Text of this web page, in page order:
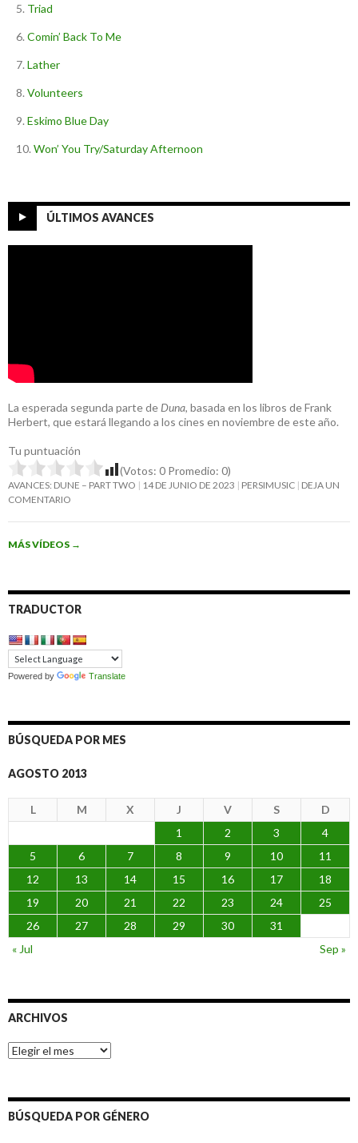
Triad
Comin’ Back To Me
Lather
Volunteers
Eskimo Blue Day
Won’ You Try/Saturday Afternoon
ÚLTIMOS AVANCES
La esperada segunda parte de Duna, basada en los libros de Frank
Herbert, que estará llegando a los cines en noviembre de este año.
Tu puntuación
(Votos: 0 Promedio: 0)
AVANCES: DUNE – PART TWO 14 DE JUNIO DE 2023 PERSIMUSIC DEJA UN
COMENTARIO
MÁS VÍDEOS →
TRADUCTOR
Powered by Translate
BÚSQUEDA POR MES
AGOSTO 2013
L M X J V S
D
1
2 3
4
5
6 7 8 9 10
11
12
13 14 15 16 17
18
19
20 21 22 23 24
25
26
27 28 29 30
31
« Jul
Sep »
ARCHIVOS
Archivos
BÚSQUEDA POR GÉNERO